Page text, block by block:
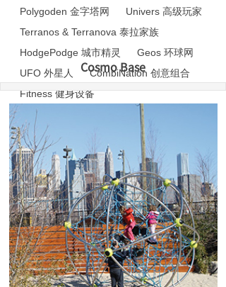
Polygoden 金字塔网
Univers 高级玩家
Terranos & Terranova 泰拉家族
HodgePodge 城市精灵
Geos 环球网
UFO 外星人
CombiNation 创意组合
Fitness 健身设备
Cosmo Base